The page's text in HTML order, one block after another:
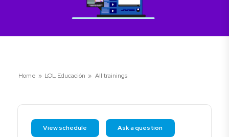
Home » LOL Educación » All trainings
View schedule Ask a question